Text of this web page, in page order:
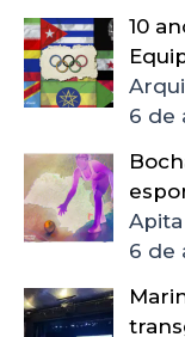
10
6 de
6 de